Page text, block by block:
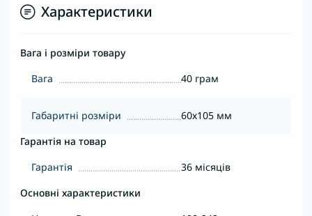
Характеристики
Вага і розміри товару
Вага
40 грам
Габаритні розміри
60х105 мм
Гарантія на товар
Гарантія
36 місяців
Основні характеристики